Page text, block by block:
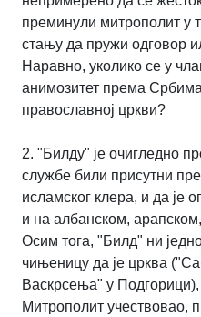
преминули митрополит у
стању да пружи одговор
Наравно, уколико се у
анимозитет према
православној цркви?
2. "Билду" је очигледно
службе били присутни
исламског клера, и да је
и на албанском, арапском,
Осим тога, "Билд" ни
чињеницу да је црква
Васкрсења" у Подгорици),
Митрополит учествовао,